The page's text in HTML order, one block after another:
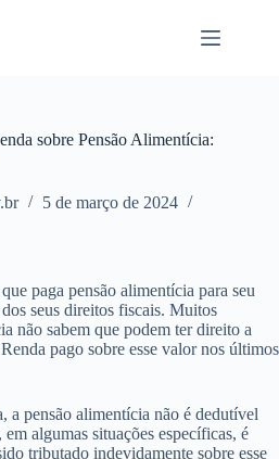
sobre Pensão Alimentícia:
5 de março de 2024
paga pensão alimentícia para seu
seus direitos fiscais. Muitos
não sabem que podem ter direito a
pago sobre esse valor nos últimos
a pensão alimentícia não é dedutível
algumas situações específicas, é
tributado indevidamente sobre esse